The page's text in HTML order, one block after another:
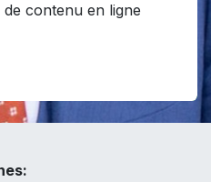
contenu en ligne